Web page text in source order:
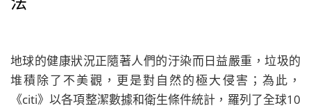
地球的健康狀況正隨著人們的汙染而日益嚴重，垃圾的
堆積除了不美觀，更是對自然的極大侵害；為此，
《citi》以各項整潔數據和衛生條件統計，羅列了全球10